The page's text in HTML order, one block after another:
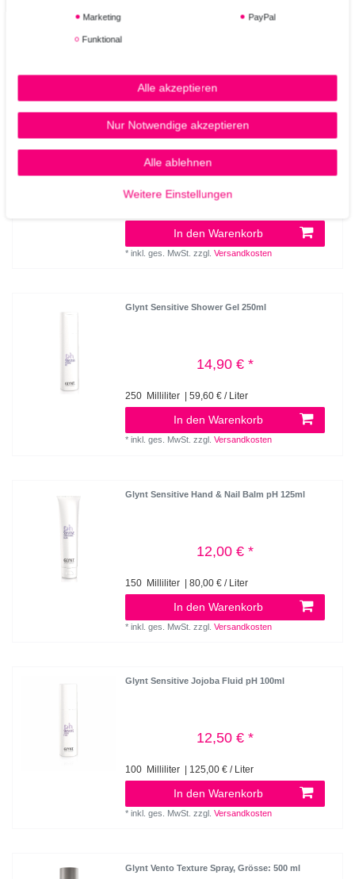
| 130,00 € / Liter
Glynt Refresh Body Wash
14,90 € *
In den Warenkorb
*inkl. ges. MwSt. zzgl.Versandkosten
Glynt Sensitive Shower Gel 250ml
14,90 € *
250 Milliliter | 59,60 € / Liter
In den Warenkorb
*inkl. ges. MwSt. zzgl.Versandkosten
Glynt Sensitive Hand & Nail Balm pH 125ml
12,00 € *
150 Milliliter | 80,00 € / Liter
In den Warenkorb
*inkl. ges. MwSt. zzgl.Versandkosten
Glynt Sensitive Jojoba Fluid pH 100ml
12,50 € *
100 Milliliter | 125,00 € / Liter
In den Warenkorb
*inkl. ges. MwSt. zzgl.Versandkosten
Glynt Vento Texture Spray, Grösse: 500 ml
Marketing PayPal
Funktional
Alle akzeptieren
Nur Notwendige akzeptieren
Alle ablehnen
Weitere Einstellungen